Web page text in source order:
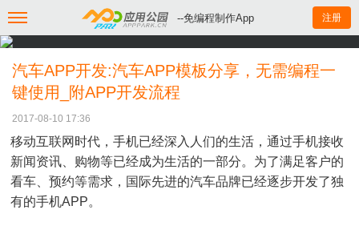
--免编程制作App 注册
汽车APP开发:汽车APP模板分享，无需编程一
键使用_附APP开发流程
2017-08-10 17:36
移动互联网时代，手机已经深入人们的生活，通过手机接收
新闻资讯、购物等已经成为生活的一部分。为了满足客户的
看车、预约等需求，国际先进的汽车品牌已经逐步开发了独
有的手机APP。